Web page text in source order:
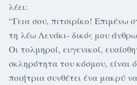
λέει:
“Γεια σου, πιτσιρίκο! Επιμένω
τη λέω Λενάκι- δικός μου
Οι τολμηροί, ευγενικοί,
σκληρότητα του κόσμου, είναι
ποιήτρια συνθέτει ένα μακρύ